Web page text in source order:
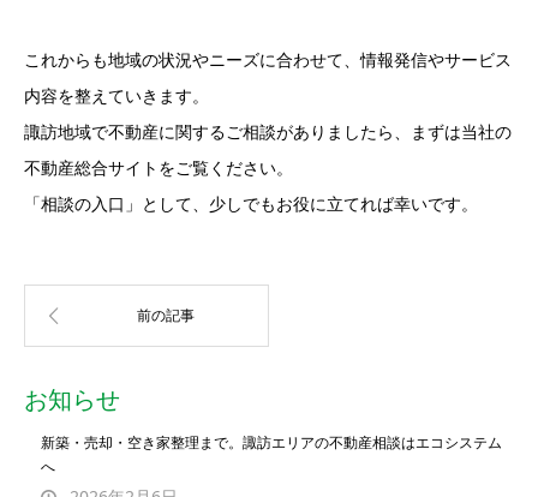
これからも地域の状況やニーズに合わせて、情報発信やサービス
内容を整えていきます。
諏訪地域で不動産に関するご相談がありましたら、まずは当社の
不動産総合サイトをご覧ください。
「相談の入口」として、少しでもお役に立てれば幸いです。
お知らせ
新築・売却・空き家整理まで。諏訪エリアの不動産相談はエコシステム
へ